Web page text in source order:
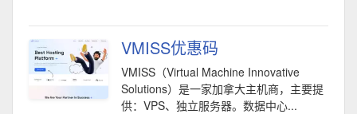
VMISS优惠码
VMISS（Virtual Machine Innovative
Solutions）是一家加拿大主机商，主要提
供：VPS、独立服务器。数据中心...